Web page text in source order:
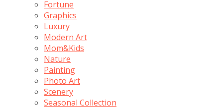
Fortune
Graphics
Luxury
Modern Art
Mom&Kids
Nature
Painting
Photo Art
Scenery
Seasonal Collection